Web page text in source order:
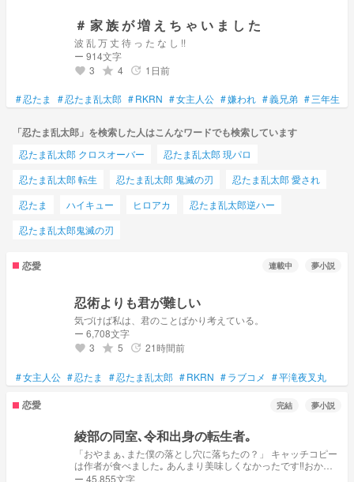
＃ 家 族 が 増 え ち ゃ い ま し た
波 乱 万 丈 待 っ た な し !!
ー 914文字
favorite 3 grade 4 update 1日前
#忍たま #忍たま乱太郎 #RKRN #女主人公 #嫌われ #義兄弟 #三年生
「忍たま乱太郎」を検索した人はこんなワードでも検索しています
忍たま乱太郎 クロスオーバー
忍たま乱太郎 現パロ
忍たま乱太郎 転生
忍たま乱太郎 鬼滅の刃
忍たま乱太郎 愛され
忍たま
ハイキュー ヒロアカ
忍たま乱太郎逆ハー
忍たま乱太郎鬼滅の刃
恋愛 連載中 夢小説
忍術よりも君が難しい
気づけば私は、君のことばかり考えている。
ー 6,708文字
favorite 3 grade 5 update 21時間前
#女主人公 #忍たま #忍たま乱太郎 #RKRN #ラブコメ #平滝夜叉丸
恋愛 完結 夢小説
綾部の同室､令和出身の転生者｡
「おやまぁ､また僕の落とし穴に落ちたの？」 キャッチコピー
は作者が食べました｡ あんまり美味しくなかったです‼️おかわ
りください‼️ 綾部どころか忍たまほとんどに愛されちゃいます
ー 45,855文字